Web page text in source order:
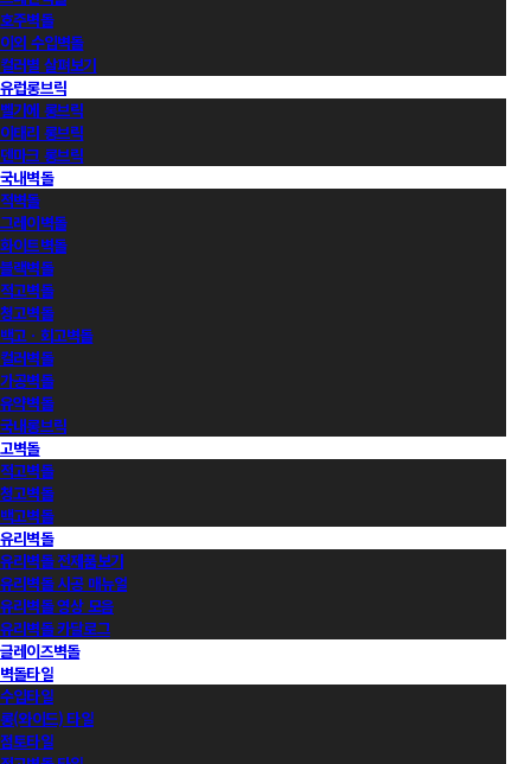
호주벽돌
이외 수입벽돌
컬러별 살펴보기
유럽롱브릭
벨기에 롱브릭
이태리 롱브릭
덴마크 롱브릭
국내벽돌
적벽돌
그레이벽돌
화이트벽돌
블랙벽돌
적고벽돌
청고벽돌
백고ㆍ회고벽돌
컬러벽돌
가공벽돌
유약벽돌
국내롱브릭
고벽돌
적고벽돌
청고벽돌
백고벽돌
유리벽돌
유리벽돌 전제품보기
유리벽돌 시공 매뉴얼
유리벽돌 영상 모음
유리벽돌 카달로그
글레이즈벽돌
벽돌타일
수입타일
롱(와이드) 타일
점토타일